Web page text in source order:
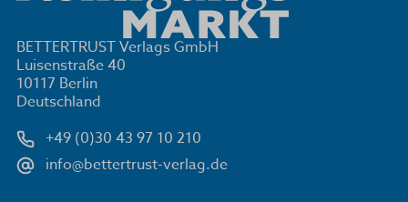
BETTERTRUST Verlags GmbH
Luisenstraße 40
10117 Berlin
Deutschland
+49 (0)30 43 97 10 210
info@bettertrust-verlag.de